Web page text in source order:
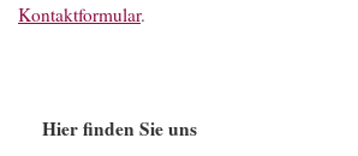
Kontaktformular.
Hier finden Sie uns